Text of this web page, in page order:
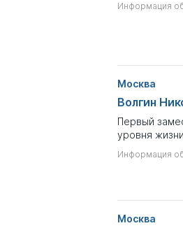
Информация
Москва
Волгин
Первый
уровня жизни.
Информация
Москва